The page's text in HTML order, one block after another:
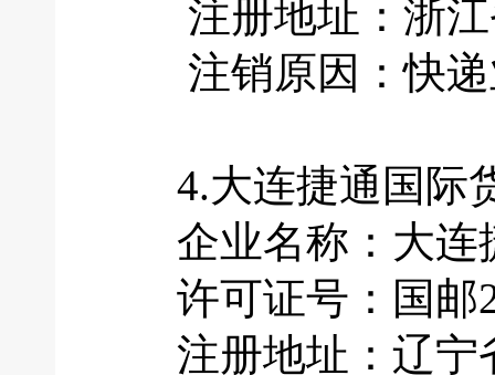
注册地址：浙江
注销原因：快递
4.大连捷通国际
企业名称：大连
许可证号：国邮
注册地址：辽宁